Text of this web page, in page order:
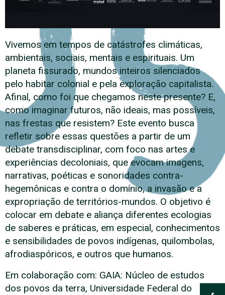
Vivemos em tempos de catástrofes climáticas,
ambientais, sociais, mentais e espirituais. Um
planeta fissurado, mundos inteiros silenciados
pelo habitar colonial e pela exploração capitalista.
Afinal, como foi que chegamos neste presente? E,
como imaginar futuros, não ideais, mas possíveis,
nas frestas que resistem? Este evento busca
refletir sobre essas questões a partir de um
debate transdisciplinar, com foco nas artes e
experiências decoloniais, que evocam imagens,
narrativas, poéticas e sonoridades contra-
hegemônicas e contra o domínio, a invasão e a
expropriação de territórios-mundos. O objetivo é
colocar em debate e aliança diferentes ecologias
de saberes e práticas, em especial, conhecimentos
e sensibilidades de povos indígenas, quilombolas,
afrodiaspóricos, e outros que humanos.
Em colaboração com: GAIA: Núcleo de estudos
dos povos da terra, Universidade Federal do